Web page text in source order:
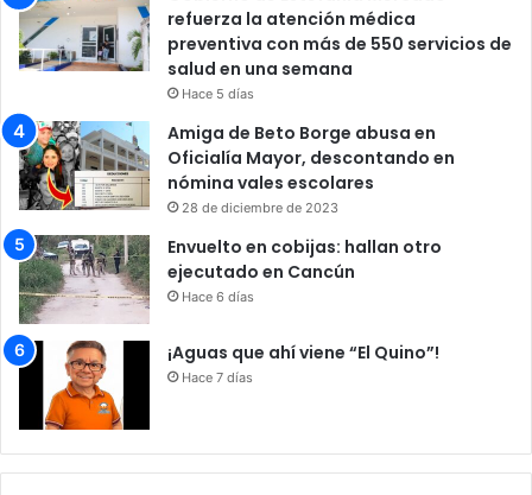
refuerza la atención médica
preventiva con más de 550 servicios de
salud en una semana
Hace 5 días
Amiga de Beto Borge abusa en
Oficialía Mayor, descontando en
nómina vales escolares
28 de diciembre de 2023
Envuelto en cobijas: hallan otro
ejecutado en Cancún
Hace 6 días
¡Aguas que ahí viene “El Quino”!
Hace 7 días